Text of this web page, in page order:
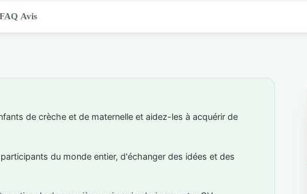
FAQ Avis
de crèche et de maternelle et aidez-les à acquérir de
du monde entier, d'échanger des idées et des